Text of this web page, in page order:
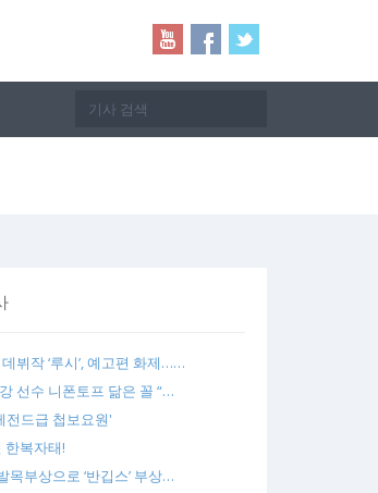
뷔작 ‘루시’, 예고편 화제……
선수 니폰토프 닮은 꼴 “…
전드급 첩보요원'
한복자태!
목부상으로 ‘반깁스’ 부상…